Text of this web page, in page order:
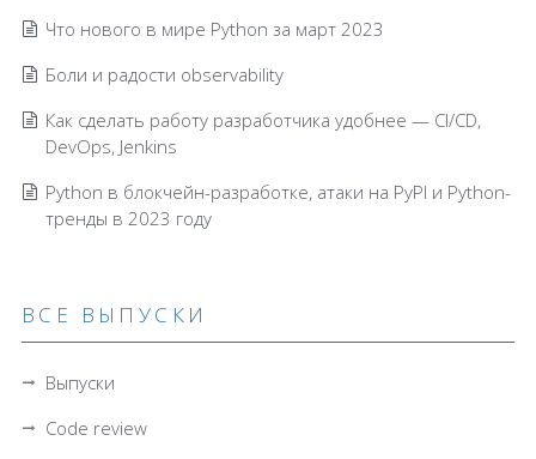
Что нового в мире Python за март 2023
Боли и радости observability
Как сделать работу разработчика удобнее — CI/CD,
DevOps, Jenkins
Python в блокчейн-разработке, атаки на PyPI и Python-
тренды в 2023 году
ВСЕ ВЫПУСКИ
Выпуски
Code review